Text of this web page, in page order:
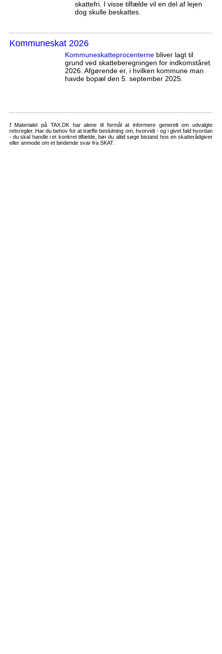
skattefri. I visse tilfælde vil en del af lejen
dog skulle beskattes.
Kommuneskat 2026
Kommuneskatte­procenternebliver lagt til
grund ved skatteberegningen for indkomståret
2026. Afgørende er, i hvilken kommune man
havde bopæl den 5. september 2025.
! Materialet på TAX.DK har alene til formål at informere generelt om udvalgte
retsregler. Har du behov for at træffe beslutning om, hvorvidt - og i givet fald hvordan
- du skal handle i et konkret tilfælde, bør du altid søge bistand hos en skatterådgiver
eller anmode om et bindende svar fra SKAT.